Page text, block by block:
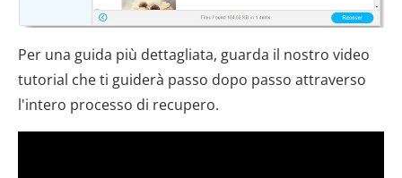
Per una guida più dettagliata, guarda il nostro video
tutorial che ti guiderà passo dopo passo attraverso
l'intero processo di recupero.